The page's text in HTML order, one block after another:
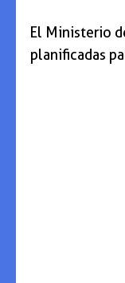
El Ministerio
planificadas